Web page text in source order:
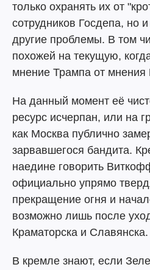
только охранять их от
сотрудников Госдепа, но
другие проблемы. В том
похожей на текущую,
мнение Трампа от мнения
На данный момент её
ресурс исчерпан, или на
как Москва публично
зарвавшегося бандита.
наедине говорить
официально упрямо
прекращение огня и
возможно лишь после
Краматорска и Славянска.
В кремле знают, если